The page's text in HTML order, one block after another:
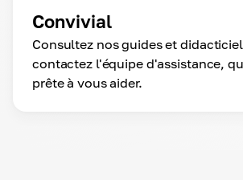
Convivial
Consultez nos guides et
contactez l'équipe d'assistance,
prête à vous aider.